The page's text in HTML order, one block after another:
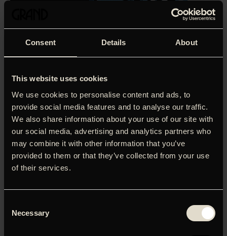
Consent Details About
This website uses cookies
We use cookies to personalise content and ads, to
provide social media features and to analyse our traffic.
We also share information about your use of our site with
our social media, advertising and analytics partners who
may combine it with other information that you’ve
provided to them or that they’ve collected from your use
of their services.
Selection
Necessary
Jubilæumsvisning: I anledning af instruktørens 60-års
maleren Hans Henrik Lerfeldt og hans kunstneriske
Lerfeldt døde i juli 1989. Alligevel starter filmen der, hvor
hovedpersonen selv forlader scenen: I den brutalt ryddede